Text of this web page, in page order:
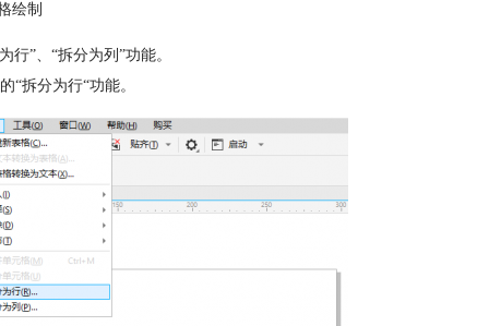
绘制
”、“拆分为列”功能。
“拆分为行“功能。